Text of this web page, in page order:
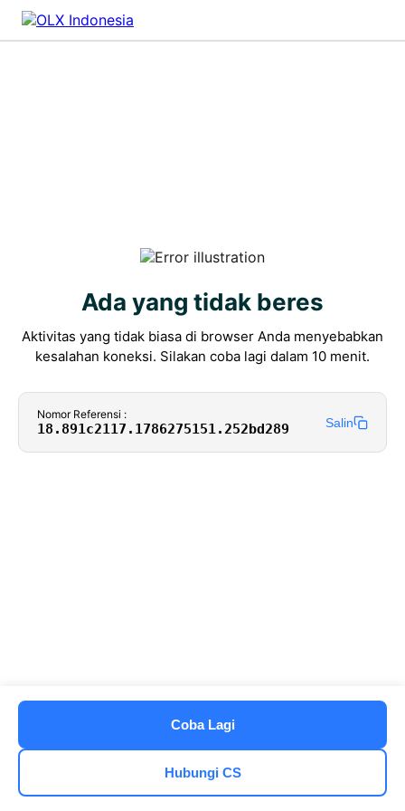
Ada yang tidak beres
Aktivitas yang tidak biasa di browser Anda menyebabkan
kesalahan koneksi. Silakan coba lagi dalam 10 menit.
Nomor Referensi :
18.891c2117.1786275151.252bd289 Salin
Hubungi CS
Coba Lagi